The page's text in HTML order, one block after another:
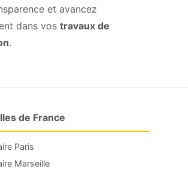
et avancez
dans vos travaux de
.
de France
Paris
Marseille